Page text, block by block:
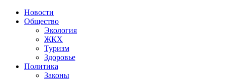
Новости
Общество
Экология
ЖКХ
Туризм
Здоровье
Политика
Законы